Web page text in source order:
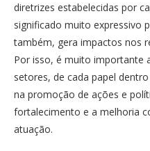
diretrizes estabelecidas por
significado muito expressivo
também, gera impactos nos
Por isso, é muito importante
setores, de cada papel
na promoção de ações e
fortalecimento e a melhoria
atuação.